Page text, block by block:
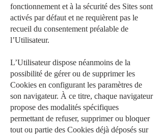
fonctionnement et à la sécurité des Sites sont
activés par défaut et ne requièrent pas le
recueil du consentement préalable de
l’Utilisateur.
L’Utilisateur dispose néanmoins de la
possibilité de gérer ou de supprimer les
Cookies en configurant les paramètres de
son navigateur. À ce titre, chaque navigateur
propose des modalités spécifiques
permettant de refuser, supprimer ou bloquer
tout ou partie des Cookies déjà déposés sur